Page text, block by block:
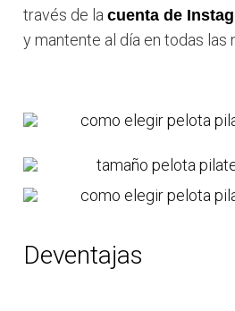
través de la cuenta de
y mantente al día en todas las
Deventajas